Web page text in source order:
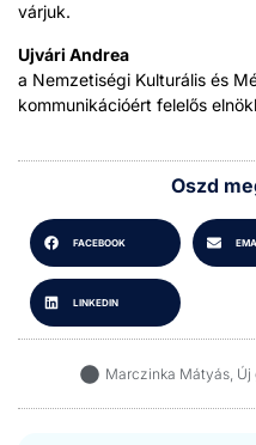
vár­juk.
Ujvári Andrea
a Nemzetisé­gi Kul­turális és
kom­mu­niká­cióért felelős
Oszd
FACEBOOK
LINKEDIN
Marczinka Mátyás, Új